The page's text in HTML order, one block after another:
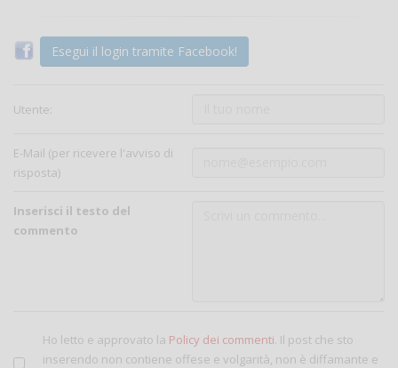
Esegui il login tramite Facebook!
Utente:
E-Mail (per ricevere l'avviso di
risposta)
Inserisci il testo del
commento
Ho letto e approvato la Policy dei commenti . Il post che sto
inserendo non contiene offese e volgarità, non è diffamante e